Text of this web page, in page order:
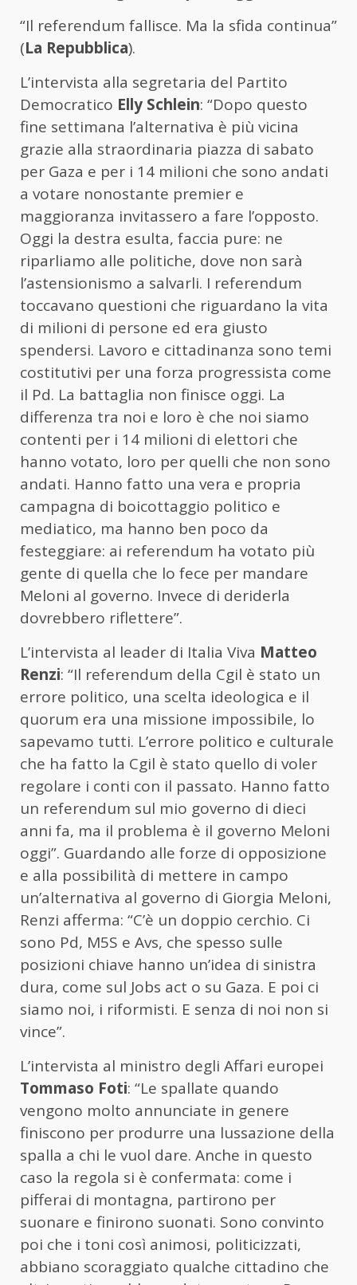
“Il referendum fallisce. Ma la sfida continua”
(La Repubblica).
L’intervista alla segretaria del Partito
Democratico Elly Schlein: “Dopo questo
fine settimana l’alternativa è più vicina
grazie alla straordinaria piazza di sabato
per Gaza e per i 14 milioni che sono andati
a votare nonostante premier e
maggioranza invitassero a fare l’opposto.
Oggi la destra esulta, faccia pure: ne
riparliamo alle politiche, dove non sarà
l’astensionismo a salvarli. I referendum
toccavano questioni che riguardano la vita
di milioni di persone ed era giusto
spendersi. Lavoro e cittadinanza sono temi
costitutivi per una forza progressista come
il Pd. La battaglia non finisce oggi. La
differenza tra noi e loro è che noi siamo
contenti per i 14 milioni di elettori che
hanno votato, loro per quelli che non sono
andati. Hanno fatto una vera e propria
campagna di boicottaggio politico e
mediatico, ma hanno ben poco da
festeggiare: ai referendum ha votato più
gente di quella che lo fece per mandare
Meloni al governo. Invece di deriderla
dovrebbero riflettere”.
L’intervista al leader di Italia Viva Matteo
Renzi: “Il referendum della Cgil è stato un
errore politico, una scelta ideologica e il
quorum era una missione impossibile, lo
sapevamo tutti. L’errore politico e culturale
che ha fatto la Cgil è stato quello di voler
regolare i conti con il passato. Hanno fatto
un referendum sul mio governo di dieci
anni fa, ma il problema è il governo Meloni
oggi”. Guardando alle forze di opposizione
e alla possibilità di mettere in campo
un’alternativa al governo di Giorgia Meloni,
Renzi afferma: “C’è un doppio cerchio. Ci
sono Pd, M5S e Avs, che spesso sulle
posizioni chiave hanno un’idea di sinistra
dura, come sul Jobs act o su Gaza. E poi ci
siamo noi, i riformisti. E senza di noi non si
vince”.
L’intervista al ministro degli Affari europei
Tommaso Foti: “Le spallate quando
vengono molto annunciate in genere
finiscono per produrre una lussazione della
spalla a chi le vuol dare. Anche in questo
caso la regola si è confermata: come i
pifferai di montagna, partirono per
suonare e finirono suonati. Sono convinto
poi che i toni così animosi, politicizzati,
abbiano scoraggiato qualche cittadino che